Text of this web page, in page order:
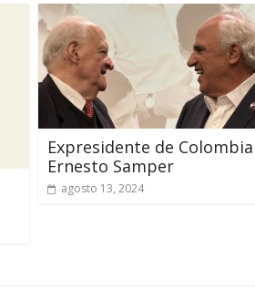
Expresidente de Colombia
Ernesto Samper
agosto 13, 2024